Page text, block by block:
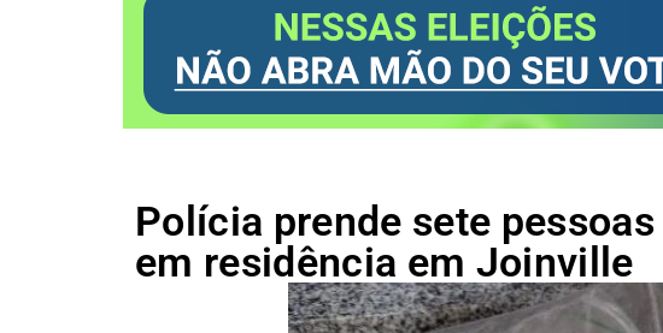
Polícia prende sete
em residência em Joinville